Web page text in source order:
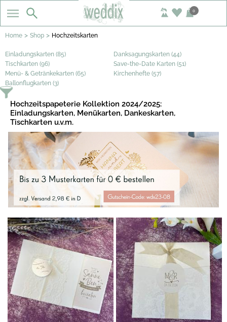
0
Home > Shop > Hochzeitskarten
Einladungskarten (85)
Danksagungskarten (44)
Tischkarten (96)
Save-the-Date Karten (51)
Menü- & Getränkekarten (65)
Kirchenhefte (57)
Ballonflugkarten (3)
Hochzeitspapeterie Kollektion 2024/2025:
Einladungskarten, Menükarten, Dankeskarten,
Tischkarten u.v.m.